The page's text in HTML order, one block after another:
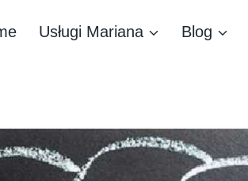
Usługi Mariana Blog